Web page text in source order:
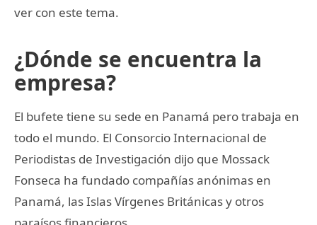
ver con este tema.
¿Dónde se encuentra la
empresa?
El bufete tiene su sede en Panamá pero trabaja en
todo el mundo. El Consorcio Internacional de
Periodistas de Investigación dijo que Mossack
Fonseca ha fundado compañías anónimas en
Panamá, las Islas Vírgenes Británicas y otros